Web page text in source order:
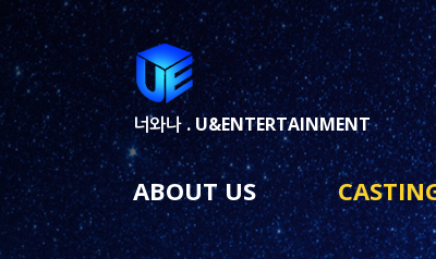
너와나 . U&ENTERTAINMENT
ABOUT US